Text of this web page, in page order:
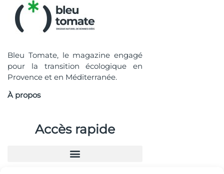
Bleu Tomate, le magazine engagé
pour la transition écologique en
Provence et en Méditerranée.
À propos
Accès rapide